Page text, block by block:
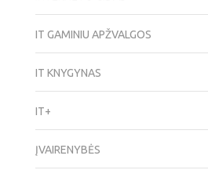
IT GAMINIU APŽVALGOS
IT KNYGYNAS
IT+
ĮVAIRENYBĖS